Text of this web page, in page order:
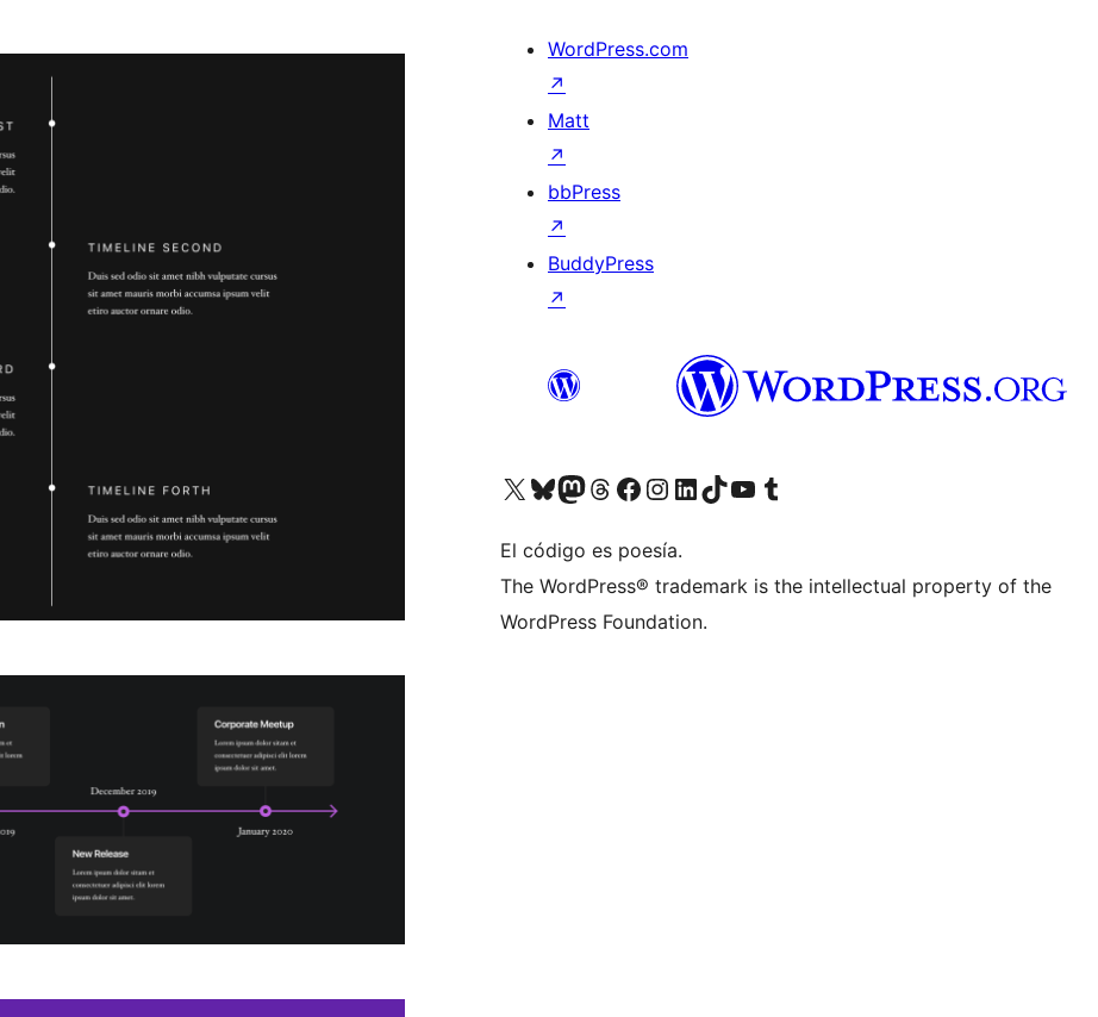
WordPress.com
↗
Matt
↗
bbPress
↗
BuddyPress
↗
Visita nuestra cuenta de X (anteriormente Twitter)
Visita nuestra cuenta de Bluesky
Visita nuestra cuenta de Mastodon
Visita nuestra cuenta de Threads
Visita nuestra página de Facebook
Visita nuestra cuenta de Instagram
Visita nuestra cuenta de LinkedIn
Visita nuestra cuenta de TikTok
Visita nuestro canal de YouTube
Visita nuestra cuenta de Tumblr
El código es poesía.
The WordPress® trademark is the intellectual property of the
WordPress Foundation.